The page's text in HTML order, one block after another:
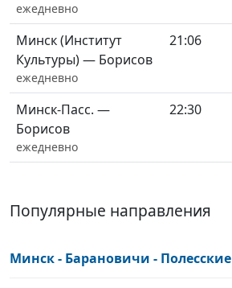
ежедневно
Минск (Институт
Культуры) — Борисов
ежедневно
21:06
Минск-Пасс. —
Борисов
ежедневно
22:30
Популярные направления
Минск - Барановичи - Полесские